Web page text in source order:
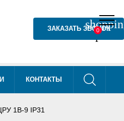
0
ЗАКАЗАТЬ ЗВОНОК
КОНТАКТЫ
0
1В-9 IP31